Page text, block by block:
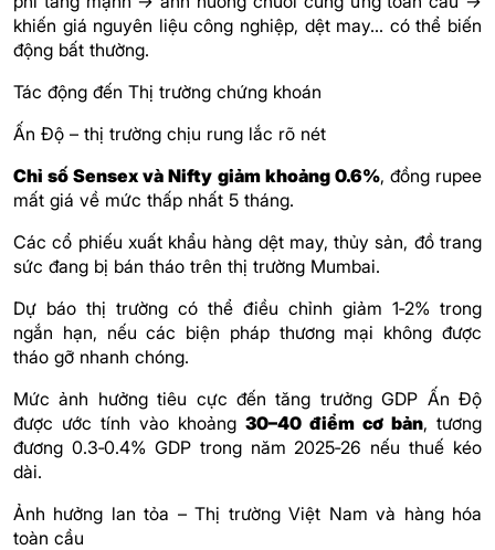
khiến giá nguyên liệu công nghiệp, dệt may... có thể biến
động bất thường.
Tác động đến Thị trường chứng khoán
Ấn Độ – thị trường chịu rung lắc rõ nét
Chỉ số Sensex và Nifty giảm khoảng 0.6%, đồng rupee
mất giá về mức thấp nhất 5 tháng.
Các cổ phiếu xuất khẩu hàng dệt may, thủy sản, đồ trang
sức đang bị bán tháo trên thị trường Mumbai.
Dự báo thị trường có thể điều chỉnh giảm 1‑2% trong
ngắn hạn, nếu các biện pháp thương mại không được
tháo gỡ nhanh chóng.
Mức ảnh hưởng tiêu cực đến tăng trưởng GDP Ấn Độ
được ước tính vào khoảng 30–40 điểm cơ bản, tương
đương 0.3‑0.4% GDP trong năm 2025‑26 nếu thuế kéo
dài.
Ảnh hưởng lan tỏa – Thị trường Việt Nam và hàng hóa
toàn cầu